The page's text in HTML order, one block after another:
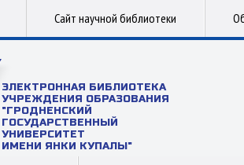
Сайт научной библиотеки
ЭЛЕКТРОННАЯ БИБЛИОТЕКА
УЧРЕЖДЕНИЯ ОБРАЗОВАНИЯ
"ГРОДНЕНСКИЙ
ГОСУДАРСТВЕННЫЙ
УНИВЕРСИТЕТ
ИМЕНИ ЯНКИ КУПАЛЫ"